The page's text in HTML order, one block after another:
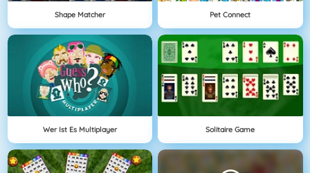
Shape Matcher Pet Connect
Wer Ist Es Multiplayer Solitaire Game